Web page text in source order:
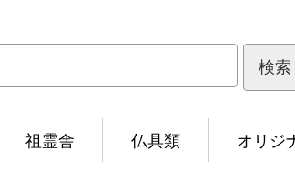
祖霊舎 仏具類 オリジ